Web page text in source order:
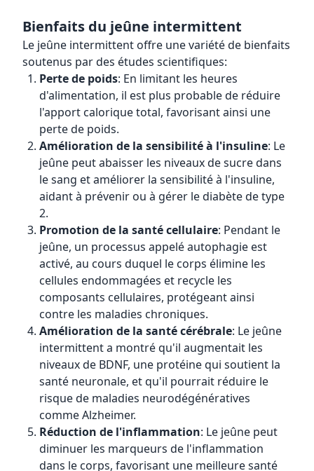
Bienfaits du jeûne intermittent
Le jeûne intermittent offre une variété de bienfaits
soutenus par des études scientifiques:
Perte de poids: En limitant les heures
d'alimentation, il est plus probable de réduire
l'apport calorique total, favorisant ainsi une
perte de poids.
Amélioration de la sensibilité à l'insuline: Le
jeûne peut abaisser les niveaux de sucre dans
le sang et améliorer la sensibilité à l'insuline,
aidant à prévenir ou à gérer le diabète de type
2.
Promotion de la santé cellulaire: Pendant le
jeûne, un processus appelé autophagie est
activé, au cours duquel le corps élimine les
cellules endommagées et recycle les
composants cellulaires, protégeant ainsi
contre les maladies chroniques.
Amélioration de la santé cérébrale: Le jeûne
intermittent a montré qu'il augmentait les
niveaux de BDNF, une protéine qui soutient la
santé neuronale, et qu'il pourrait réduire le
risque de maladies neurodégénératives
comme Alzheimer.
Réduction de l'inflammation: Le jeûne peut
diminuer les marqueurs de l'inflammation
dans le corps, favorisant une meilleure santé